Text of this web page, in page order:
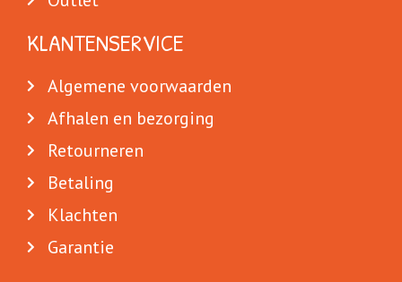
KLANTENSERVICE
Algemene voorwaarden
Afhalen en bezorging
Retourneren
Betaling
Klachten
Garantie